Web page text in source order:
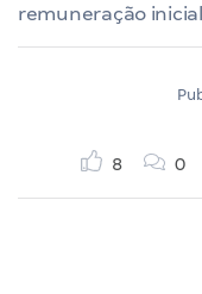
remuneração
8 0